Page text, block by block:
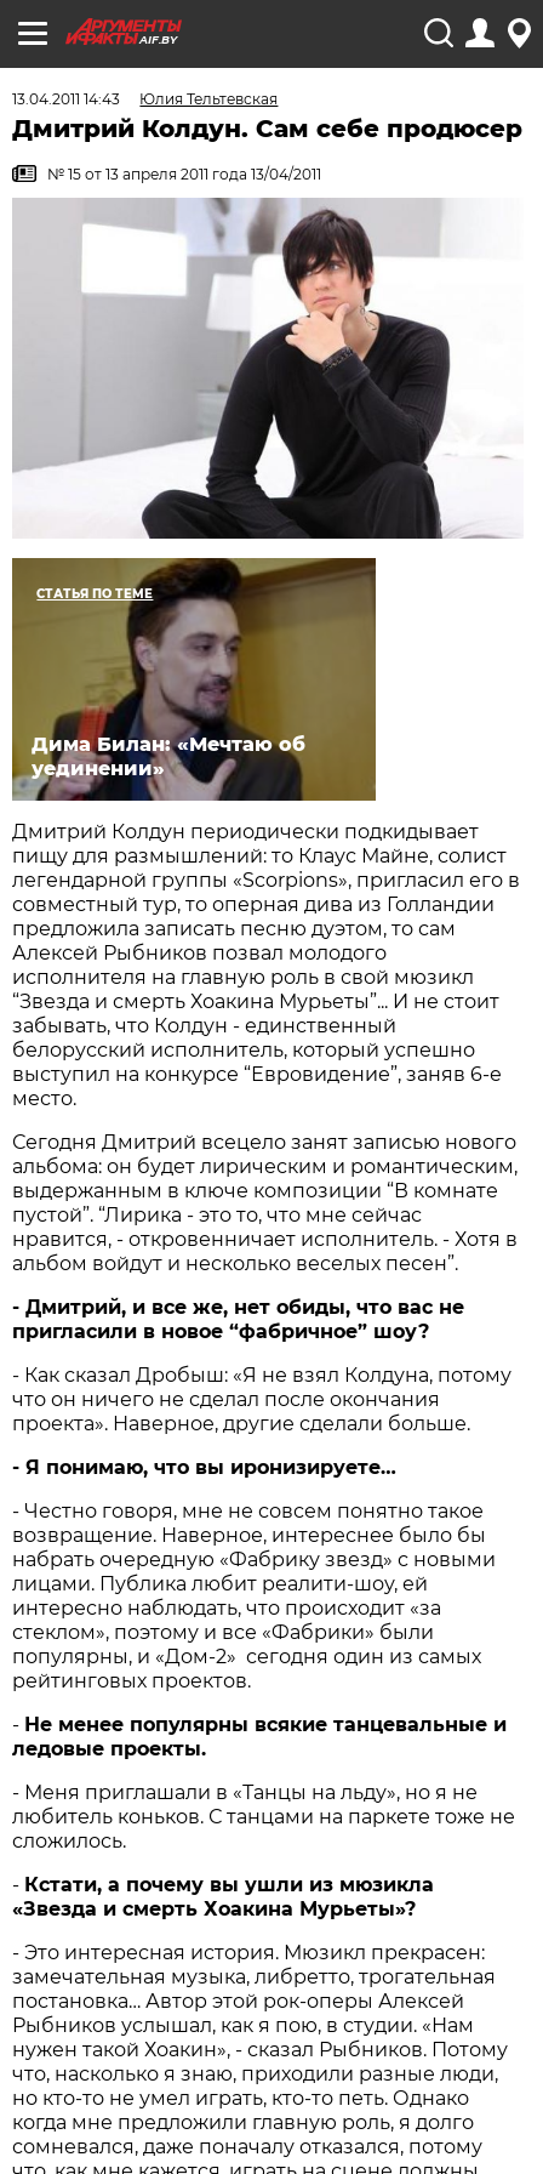
AIF.BY
13.04.2011 14:43 Юлия Тельтевская
Дмитрий Колдун. Сам себе продюсер
№ 15 от 13 апреля 2011 года 13/04/2011
СТАТЬЯ ПО ТЕМЕ
Дима Билан: «Мечтаю об
уединении»
Дмитрий Колдун периодически подкидывает
пищу для размышлений: то Клаус Майне, солист
легендарной группы «Scorpions», пригласил его в
совместный тур, то оперная дива из Голландии
предложила записать песню дуэтом, то сам
Алексей Рыбников позвал молодого
исполнителя на главную роль в свой мюзикл
“Звезда и смерть Хоакина Мурьеты”... И не стоит
забывать, что Колдун - единственный
белорусский исполнитель, который успешно
выступил на конкурсе “Евровидение”, заняв 6-е
место.
Сегодня Дмитрий всецело занят записью нового
альбома: он будет лирическим и романтическим,
выдержанным в ключе композиции “В комнате
пустой”. “Лирика - это то, что мне сейчас
нравится, - откровенничает исполнитель. - Хотя в
альбом войдут и несколько веселых песен”.
- Дмитрий, и все же, нет обиды, что вас не
пригласили в новое “фабричное” шоу?
- Как сказал Дробыш: «Я не взял Колдуна, потому
что он ничего не сделал после окончания
проекта». Наверное, другие сделали больше.
- Я понимаю, что вы иронизируете…
- Честно говоря, мне не совсем понятно такое
возвращение. Наверное, интереснее было бы
набрать очередную «Фабрику звезд» с новыми
лицами. Публика любит реалити-шоу, ей
интересно наблюдать, что происходит «за
стеклом», поэтому и все «Фабрики» были
популярны, и «Дом-2» сегодня один из самых
рейтинговых проектов.
- Не менее популярны всякие танцевальные и
ледовые проекты.
- Меня приглашали в «Танцы на льду», но я не
любитель коньков. С танцами на паркете тоже не
сложилось.
- Кстати, а почему вы ушли из мюзикла
«Звезда и смерть Хоакина Мурьеты»?
- Это интересная история. Мюзикл прекрасен:
замечательная музыка, либретто, трогательная
постановка… Автор этой рок-оперы Алексей
Рыбников услышал, как я пою, в студии. «Нам
нужен такой Хоакин», - сказал Рыбников. Потому
что, насколько я знаю, приходили разные люди,
но кто-то не умел играть, кто-то петь. Однако
когда мне предложили главную роль, я долго
сомневался, даже поначалу отказался, потому